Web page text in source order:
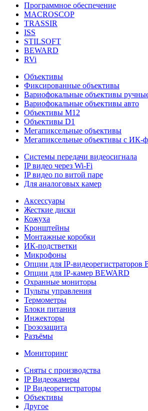
Программное обеспечение
MACROSCOP
TRASSIR
ISS
STILSOFT
BEWARD
RVi
Объективы
Фиксированные объективы
Вариофокальные объективы
Вариофокальные объективы авто
Объективы М12
Объективы D1
Мегапиксельные объективы
Мегапиксельные объективы с ИК-
Системы передачи видеосигнала
IP видео через Wi-Fi
IP видео по витой паре
Для аналоговых камер
Аксессуары
Жесткие диски
Кожуха
Кронштейны
Монтажные коробки
ИК-подстветки
Микрофоны
Опции для IP-видеорегистраторов
Опции для IP-камер BEWARD
Охранные мониторы
Пульты управления
Термометры
Блоки питания
Инжекторы
Грозозащита
Разъёмы
Мониторинг
Сняты с производства
IP Видеокамеры
IP Видеорегистраторы
Объективы
Другое